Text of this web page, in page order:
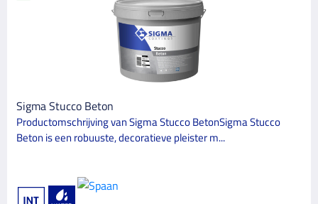
Sigma Stucco Beton
Productomschrijving van Sigma Stucco BetonSigma Stucco
Beton is een robuuste, decoratieve pleister m...